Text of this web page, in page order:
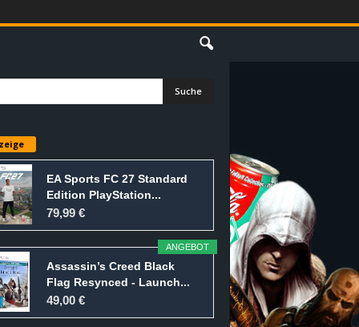
EA Sports FC 27 Standard
Edition PlayStation...
79,99 €
ANGEBOT
Assassin’s Creed Black
Flag Resynced - Launch...
49,00 €